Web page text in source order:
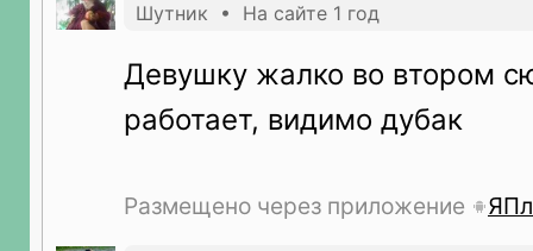
Шутник • На сайте 1 год
Девушку жалко во втором
работает, видимо дубак
Размещено через приложение